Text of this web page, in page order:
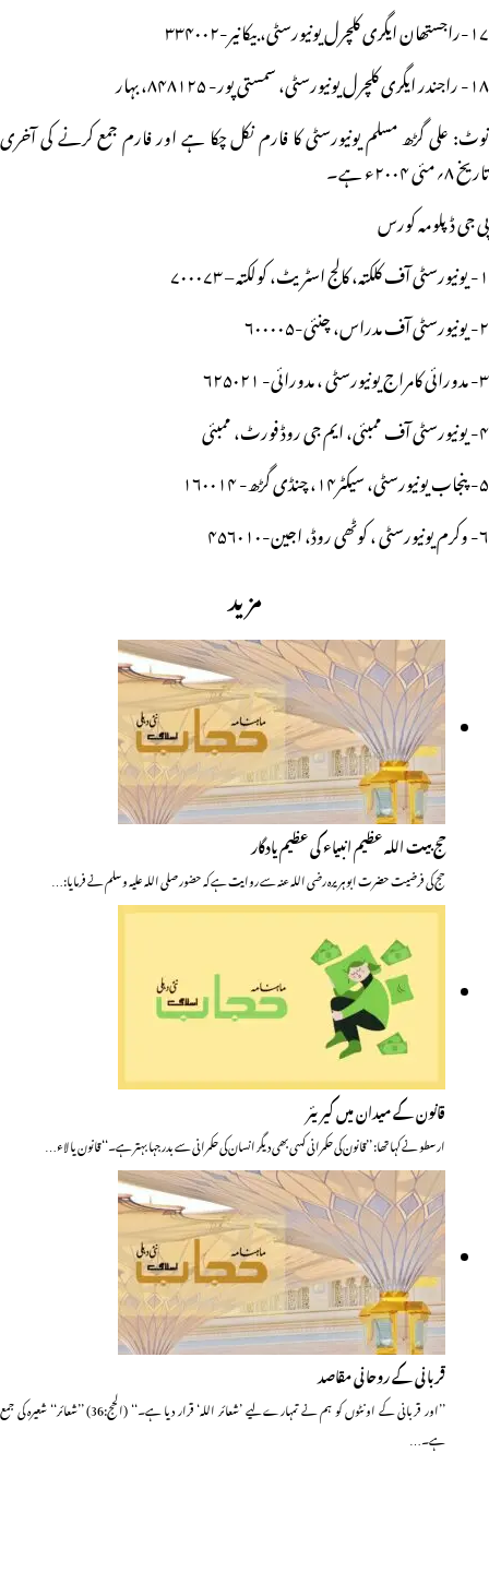
۱۷-راجستھان ایگری کلچرل یونیورسٹی، بیکانیر-۳۳۴۰۰۲
۱۸- راجندر ایگری کلچرل یونیورسٹی، سمستی پور- ۸۴۸۱۲۵، بہار
نوٹ: علی گڑھ مسلم یونیورسٹی کا فارم نکل چکا ہے اور فارم جمع کرنے کی آخری
تاریخ ۸؍مئی ۲۰۰۴ء ہے۔
پی جی ڈپلومہ کورس
۱- یونیورسٹی آف کلکتہ، کالج اسٹریٹ، کولکتہ – ۷۰۰۰۷۳
۲- یونیورسٹی آف مدراس، چنئی-۶۰۰۰۰۵
۳- مدورائی کامراج یونیورسٹی ، مدورائی- ۶۲۵۰۲۱
۴- یونیورسٹی آف ممبئی، ایم جی روڈ فورٹ، ممبئی
۵- پنجاب یونیورسٹی، سیکٹر۱۴، چنڈی گڑھ- ۱۶۰۰۱۴
۶- وکرم یونیورسٹی ، کوٹھی روڈ، اجین-۴۵۶۰۱۰
مزید
حج بیت اللہ عظیم انبیاء کی عظیم یادگار
حج کی فرضیت حضرت ابو ہریرہ رضی اللہ عنہ سے روایت ہے کہ حضور صلی اللہ علیہ وسلم نے فرمایا:…
قانون کے میدان میں کیریئر
ارسطو نے کہا تھا: ’’قانون کی حکمرانی کسی بھی دیگر انسان کی حکمرانی سے بدرجہا بہتر ہے۔‘‘ قانون یا لاء…
قربانی کے روحانی مقاصد
’’اور قربانی کے اونٹوں کو ہم نے تمہارے لیے ’شعائر اللہ‘ قرار دیا ہے۔‘‘ (الحج:36) ’’شعائر‘‘ شعیرہ کی جمع
ہے۔…